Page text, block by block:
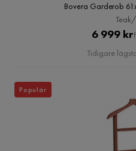
Bovera Garderob
6 999 kr
Tidigare
Populär